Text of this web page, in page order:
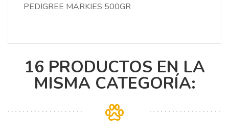
PEDIGREE MARKIES 500GR
16 PRODUCTOS EN LA
MISMA CATEGORÍA: